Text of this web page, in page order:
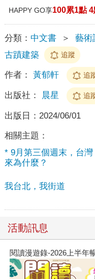
HAPPY GO享100累1點
分類： 中文書 ＞ 藝術
古蹟建築
追蹤
作者： 黃郁軒 追
出版社： 晨星 追
出版日： 2024/06/01
相關主題：
* 9月第三個週末，台
來為什麼？
我台北，我街道
活動訊息
2026年8月金石堂強力